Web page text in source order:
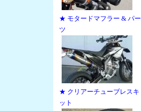
★ モタードマフラー & パー
ツ
★ クリアーチューブレスキ
ット